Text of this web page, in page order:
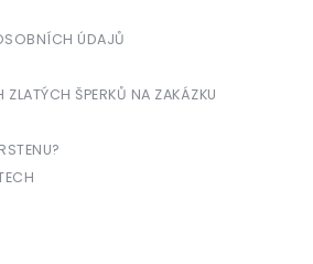
ÚDAJŮ
ŠPERKŮ NA ZAKÁZKU